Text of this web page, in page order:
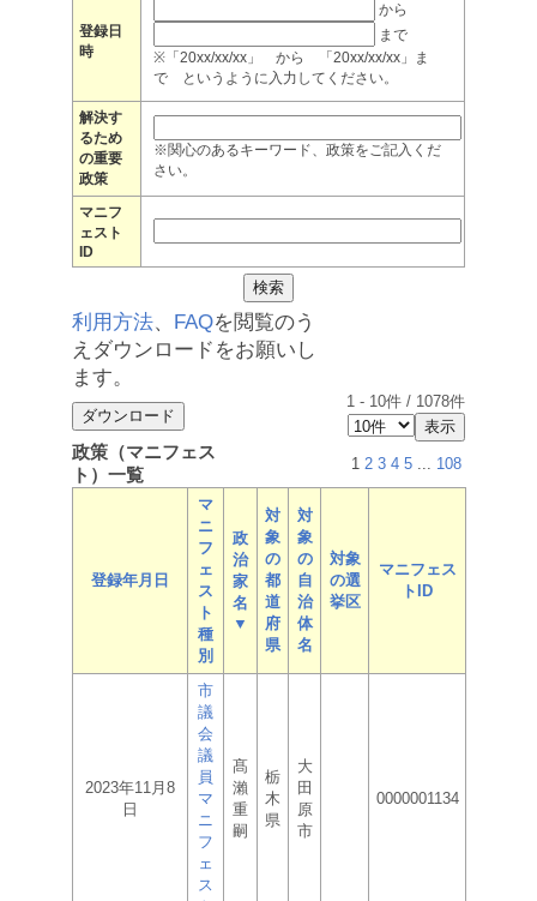
登録日
時
から
まで
※「20xx/xx/xx」 から 「20xx/xx/xx」ま
で というように入力してください。
解決す
るため
の重要
政策
※関心のあるキーワード、政策をご記入くだ
さい。
マニフ
ェスト
ID
利用方法、 FAQを閲覧のう
えダウンロードをお願いし
ます。
1 - 10件 / 1078件
政策（マニフェス
ト）一覧
1 2 3 4 5 ... 108
登録年月日
マ
ニ
フ
ェ
ス
ト
種
別
政
治
家
名
▼
対
象
の
都
道
府
県
対
象
の
自
治
体
名
対象
の選
挙区
マニフェス
トID
2023年11月8
日
市
議
会
議
員
マ
ニ
フ
ェ
ス
髙
瀨
重
嗣
栃
木
県
大
田
原
市
0000001134